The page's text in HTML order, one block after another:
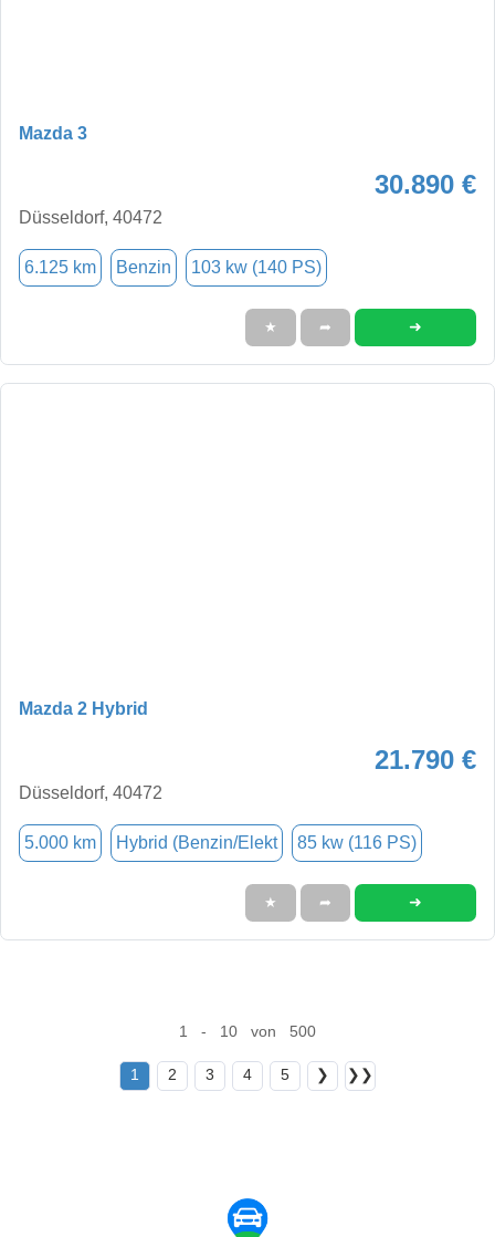
Mazda 3
30.890 €
Düsseldorf, 40472
6.125 km Benzin 103 kw (140 PS)
★ ➦ ➜
Mazda 2 Hybrid
21.790 €
Düsseldorf, 40472
5.000 km Hybrid (Benzin/Elekt 85 kw (116 PS)
★ ➦ ➜
1 - 10 von 500
1 2 3 4 5 ❯ ❯❯